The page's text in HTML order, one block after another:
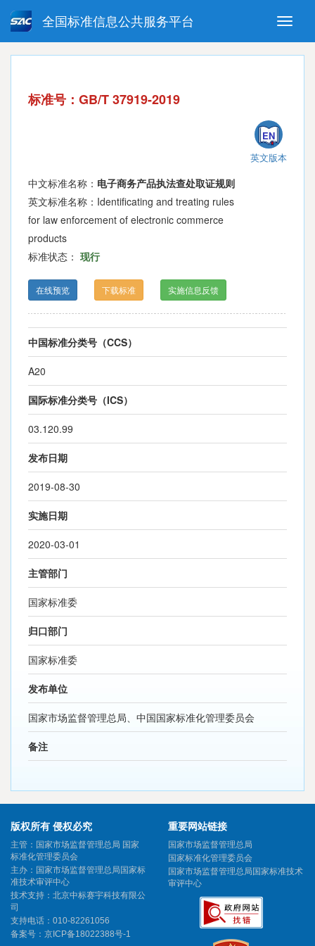
Toggle
全国标准信息公共服务平台
强制性国家标准 推荐性国家标准
指导性技术文件 (National standards in foreign
标准号：GB/T 37919-2019
EN
英文版本
中文标准名称： 电子商务产品执法查处取证规则
英文标准名称：Identificating and treating rules
for law enforcement of electronic commerce
products
标准状态： 现行
在线预览 下载标准 实施信息反馈
中国标准分类号（CCS）
A20
国际标准分类号（ICS）
03.120.99
发布日期
2019-08-30
实施日期
2020-03-01
主管部门
国家标准委
归口部门
国家标准委
发布单位
国家市场监督管理总局、中国国家标准化管理委员会
备注
版权所有 侵权必究
主管：国家市场监督管理总局 国家
标准化管理委员会
主办：国家市场监督管理总局国家标
准技术审评中心
技术支持：北京中标赛宇科技有限公
司
支持电话：010-82261056
备案号： 京ICP备18022388号-1
重要网站链接
国家市场监督管理总局
国家标准化管理委员会
国家市场监督管理总局国家标准技术
审评中心